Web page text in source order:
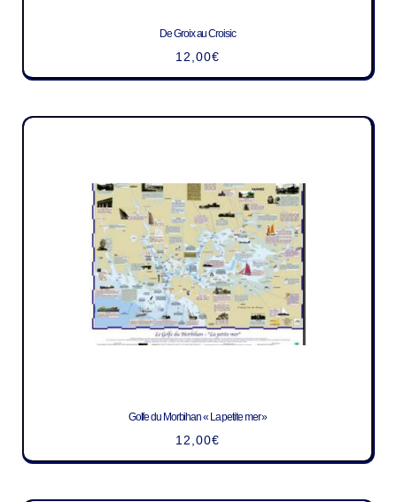
De Groix au Croisic
12,00€
Golfe du Morbihan « La petite mer »
12,00€